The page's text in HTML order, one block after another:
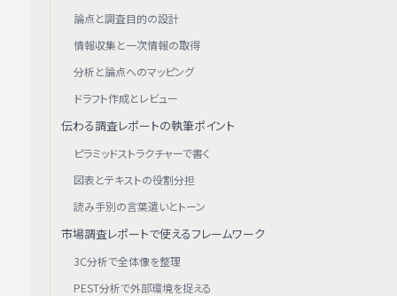
論点と調査目的の設計
情報収集と一次情報の取得
分析と論点へのマッピング
ドラフト作成とレビュー
伝わる調査レポートの執筆ポイント
ピラミッドストラクチャーで書く
図表とテキストの役割分担
読み手別の言葉遣いとトーン
市場調査レポートで使えるフレームワーク
3C分析で全体像を整理
PEST分析で外部環境を捉える